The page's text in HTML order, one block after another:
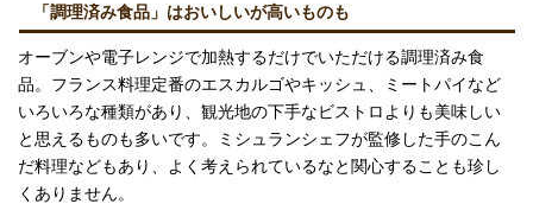
「調理済み食品」はおいしいが高いものも
オーブンや電子レンジで加熱するだけでいただける調理済み食
品。フランス料理定番のエスカルゴやキッシュ、ミートパイなど
いろいろな種類があり、観光地の下手なビストロよりも美味しい
と思えるものも多いです。ミシュランシェフが監修した手のこん
だ料理などもあり、よく考えられているなと関心することも珍し
くありません。